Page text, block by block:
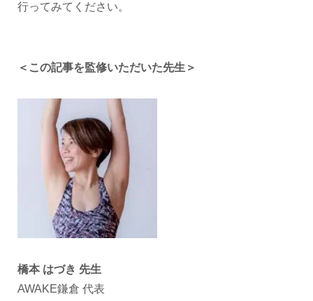
行ってみてください。
＜この記事を監修いただいた先生＞
橋本 はづき 先生
AWAKE鎌倉 代表